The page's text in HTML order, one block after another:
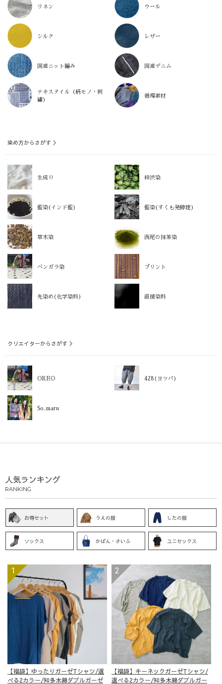
リネン ウール
シルク レザー
国産ニット編み 国産デニム
テキスタイル（柄モノ・刺
繍）
循環素材
染め方からさがす ＞
生成り 柿渋染
藍染(インド藍) 藍染(すくも発酵建)
草木染 西尾の抹茶染
ベンガラ染 プリント
先染め(化学染料) 直接染料
クリエイターからさがす ＞
OREO 428(ヨツバ)
So_maru
人気ランキング
RANKING
お得セット うえの服 したの服
ソックス かばん・さいふ ユニセックス
【福袋】ゆったりガーゼTシャツ/選
べる2カラー/知多木綿ダブルガーゼ
【福袋】キーネックガーゼTシャツ/
選べる2カラー/知多木綿ダブルガー